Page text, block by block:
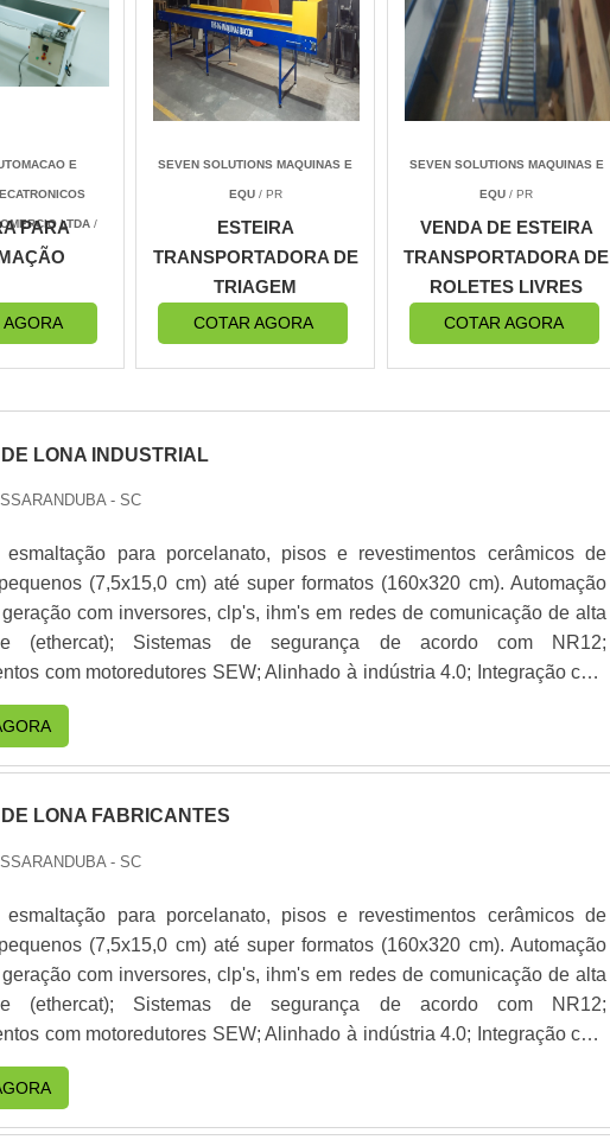
E
LTDA /
PARA
AGORA
SEVEN SOLUTIONS MAQUINAS E
EQU/ PR
ESTEIRA
TRANSPORTADORA DE
TRIAGEM
COTAR AGORA
SEVEN SOLUTIONS MAQUINAS E
EQU / PR
VENDA DE ESTEIRA
TRANSPORTADORA DE
ROLETES LIVRES
COTAR AGORA
LONA INDUSTRIAL
- SC
esmaltação para porcelanato, pisos e revestimentos cerâmicos de
(7,5x15,0 cm) até super formatos (160x320 cm). Automação
com inversores, clp's, ihm's em redes de comunicação de alta
(ethercat); Sistemas de segurança de acordo com NR12;
com motoredutores SEW; Alinhado à indústria 4.0; Integração com
diponibilização de KPI's, diagnósticos e suporte técnico remoto;
LONA FABRICANTES
- SC
esmaltação para porcelanato, pisos e revestimentos cerâmicos de
(7,5x15,0 cm) até super formatos (160x320 cm). Automação
com inversores, clp's, ihm's em redes de comunicação de alta
(ethercat); Sistemas de segurança de acordo com NR12;
com motoredutores SEW; Alinhado à indústria 4.0; Integração com
diponibilização de KPI's, diagnósticos e suporte técnico remoto;